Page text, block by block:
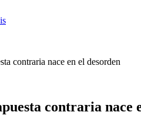
contraria nace en el desorden
contraria nace